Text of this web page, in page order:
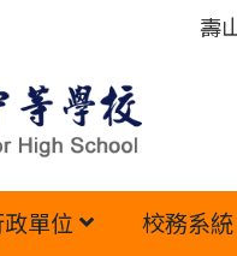
壽
單位 校務系統